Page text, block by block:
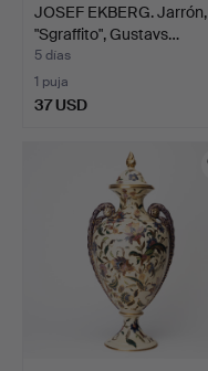
JOSEF EKBERG. Jarrón,
"Sgraffito", Gustavs…
5 días
1 puja
37 USD